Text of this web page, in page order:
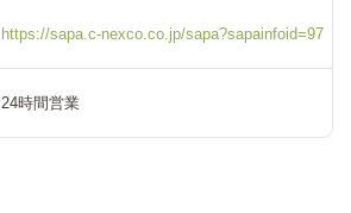
https://sapa.c-nexco.co.jp/sapa?sapainfoid=97
24時間営業